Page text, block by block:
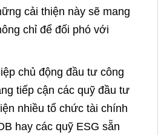
cải thiện này sẽ mang
chỉ để đối phó với
chủ động đầu tư công
tiếp cận các quỹ đầu tư
nhiều tổ chức tài chính
hay các quỹ ESG sẵn